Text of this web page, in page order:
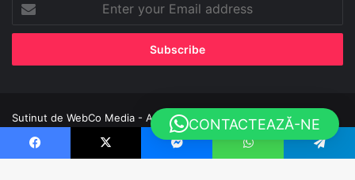
your
Email
Sutinut de WebCo Media - Agentie de Marketing
Facebook YouTubeInstagramTikTok WhatsApp
Facebook X Messenger WhatsApp Telegram
CONTACTEAZĂ-NE